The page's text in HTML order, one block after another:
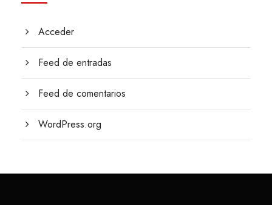
Acceder
Feed de entradas
Feed de comentarios
WordPress.org